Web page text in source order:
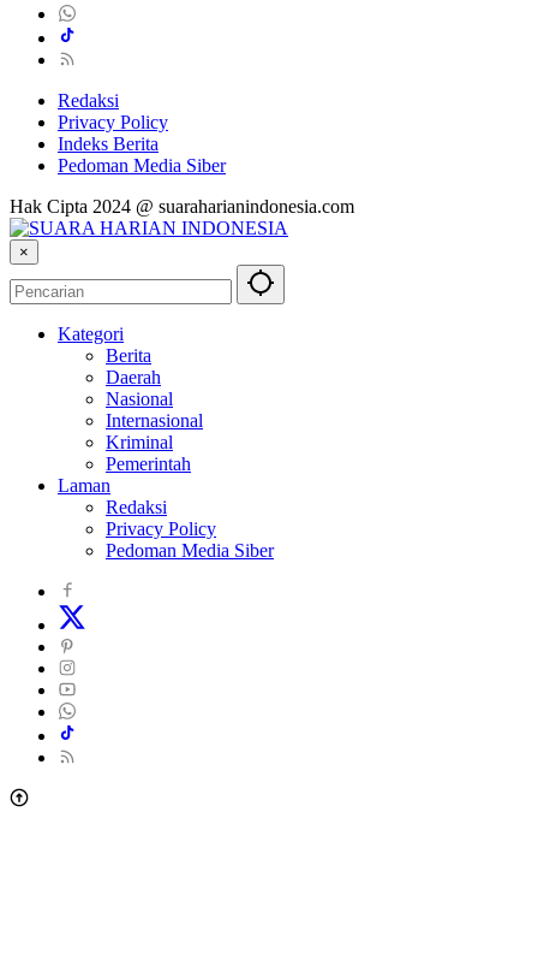
Redaksi
Privacy Policy
Indeks Berita
Pedoman Media Siber
Hak Cipta 2024 @ suaraharianindonesia.com
×
Kategori
Berita
Daerah
Nasional
Internasional
Kriminal
Pemerintah
Laman
Redaksi
Privacy Policy
Pedoman Media Siber